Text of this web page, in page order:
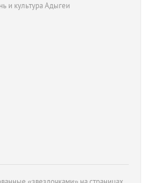
и культура Адыгеи